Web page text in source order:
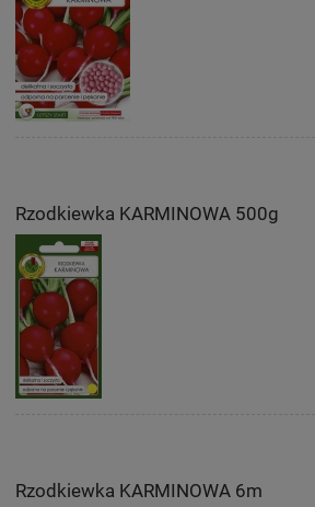
Rzodkiewka KARMINOWA 500g
Rzodkiewka KARMINOWA 6m